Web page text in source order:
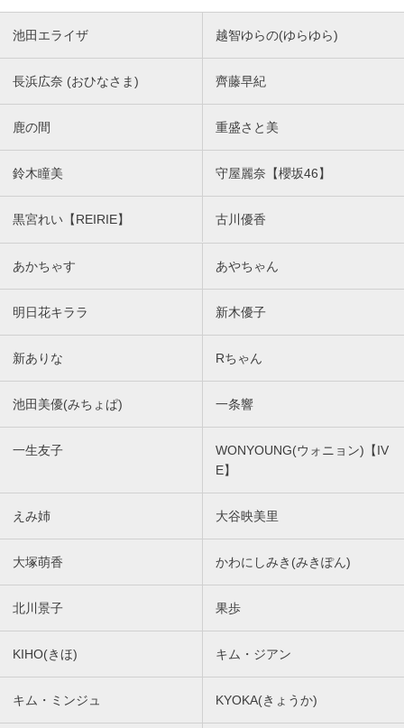
池田エライザ 越智ゆらの(ゆらゆら)
長浜広奈 (おひなさま) 齊藤早紀
鹿の間 重盛さと美
鈴木瞳美 守屋麗奈【櫻坂46】
黒宮れい【REIRIE】 古川優香
あかちゃす あやちゃん
明日花キララ 新木優子
新ありな Rちゃん
池田美優(みちょぱ) 一条響
一生友子
WONYOUNG(ウォニョン)【IV
E】
えみ姉 大谷映美里
大塚萌香 かわにしみき(みきぽん)
北川景子 果歩
KIHO(きほ) キム・ジアン
キム・ミンジュ KYOKA(きょうか)